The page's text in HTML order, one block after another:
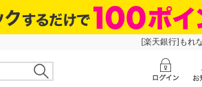
[楽天銀行]もれ